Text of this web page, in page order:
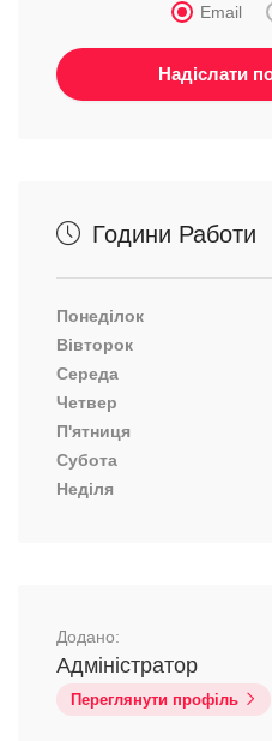
Email
Години Работи
Понеділок
Вівторок
Середа
Четвер
П'ятниця
Субота
Неділя
Додано:
Адміністратор
Переглянути профіль